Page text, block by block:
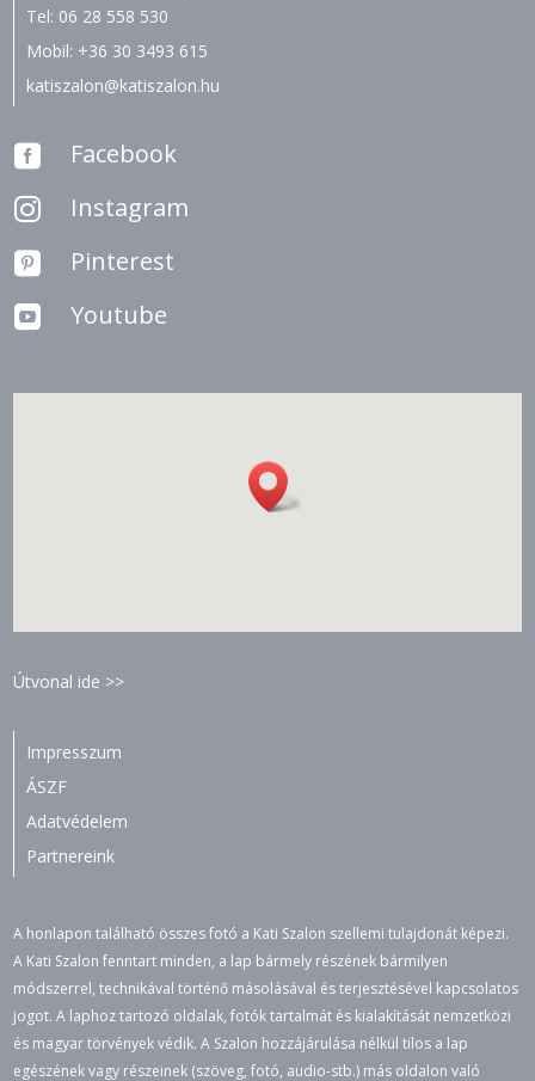
Tel: 06 28 558 530
Mobil: +36 30 3493 615
katiszalon@katiszalon.hu
 Facebook
 Instagram
 Pinterest
 Youtube
Útvonal ide >>
Impresszum
ÁSZF
Adatvédelem
Partnereink
A honlapon található összes fotó a Kati Szalon szellemi tulajdonát képezi.
A Kati Szalon fenntart minden, a lap bármely részének bármilyen
módszerrel, technikával történő másolásával és terjesztésével kapcsolatos
jogot. A laphoz tartozó oldalak, fotók tartalmát és kialakítását nemzetközi
és magyar törvények védik. A Szalon hozzájárulása nélkül tilos a lap
egészének vagy részeinek (szöveg, fotó, audio-stb.) más oldalon való